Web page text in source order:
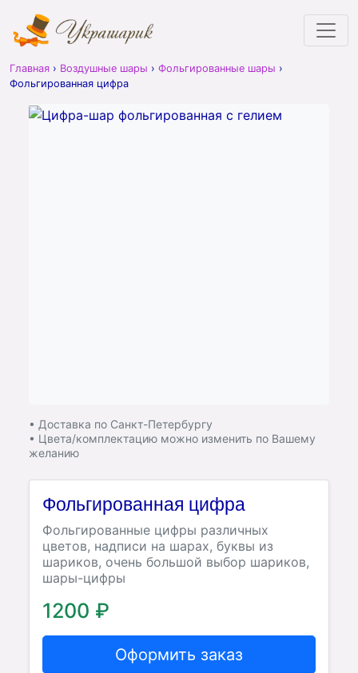
Главная › Воздушные шары › Фольгированные шары ›
Фольгированная цифра
• Доставка по Санкт-Петербургу
• Цвета/комплектацию можно изменить по Вашему
желанию
Фольгированная цифра
Фольгированные цифры различных
цветов, надписи на шарах, буквы из
шариков, очень большой выбор шариков,
шары-цифры
1200 ₽
Оформить заказ